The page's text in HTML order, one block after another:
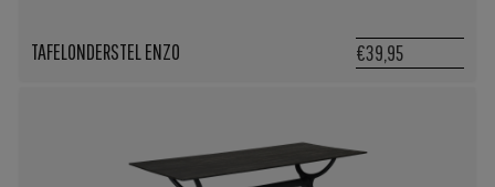
TAFELONDERSTEL ENZO €39,95